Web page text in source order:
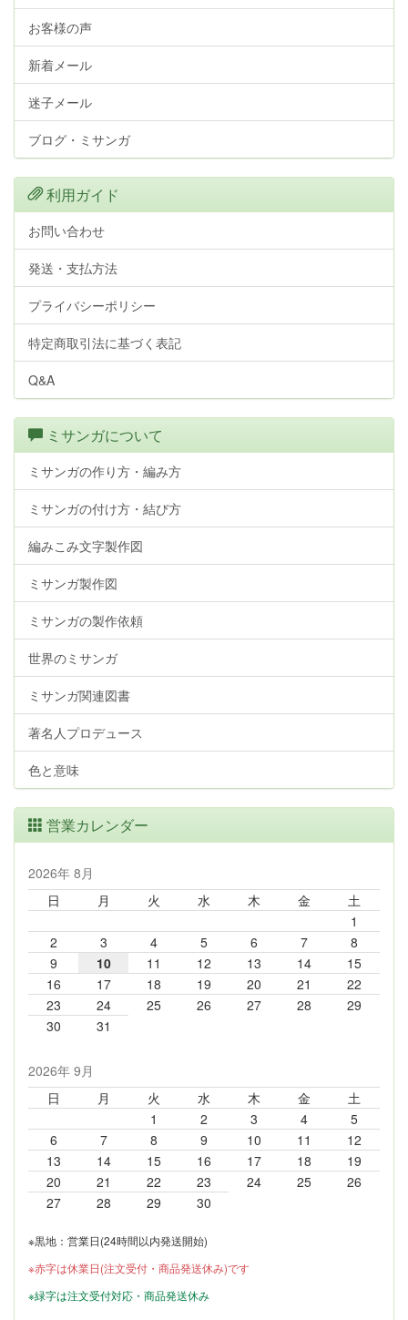
お客様の声
新着メール
迷子メール
ブログ・ミサンガ
利用ガイド
お問い合わせ
発送・支払方法
プライバシーポリシー
特定商取引法に基づく表記
Q&A
ミサンガについて
ミサンガの作り方・編み方
ミサンガの付け方・結び方
編みこみ文字製作図
ミサンガ製作図
ミサンガの製作依頼
世界のミサンガ
ミサンガ関連図書
著名人プロデュース
色と意味
営業カレンダー
2026年 8月
日
月 火 水 木 金
土
1
2
3 4 5 6 7
8
9
10 11 12 13 14
15
16
17 18 19 20 21
22
23
24 25 26 27 28
29
30
31
2026年 9月
日
月 火 水 木 金
土
1
2 3 4
5
6
7 8 9 10 11
12
13
14 15 16 17 18
19
20
21 22 23 24 25
26
27
28 29 30
※黒地：営業日(24時間以内発送開始)
※赤字は休業日(注文受付・商品発送休み)です
※緑字は注文受付対応・商品発送休み